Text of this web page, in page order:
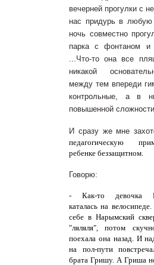
вечерней прогулки с
нас придурь в любую
ночь совместно
парка с фонтаном и
...Что-то она все
никакой
между тем впереди
контрольные, а в
повышенной сложности
И сразу же мне
педагогическую
ребенке беззащитном.
Говорю:
- Как-то девочка
каталась на
себе в Нарымский
"ляляля", потом
поехала она назад. И
на пол-пути
брата Гришу. А Гриша